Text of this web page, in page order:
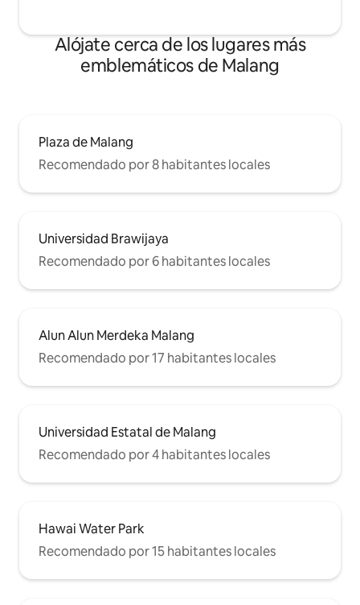
Alójate cerca de los lugares más
emblemáticos de Malang
Plaza de Malang
Recomendado por 8 habitantes locales
Universidad Brawijaya
Recomendado por 6 habitantes locales
Alun Alun Merdeka Malang
Recomendado por 17 habitantes locales
Universidad Estatal de Malang
Recomendado por 4 habitantes locales
Hawai Water Park
Recomendado por 15 habitantes locales